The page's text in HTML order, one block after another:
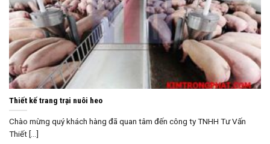
Thiết kế trang trại nuôi heo
Chào mừng quý khách hàng đã quan tâm đến công ty TNHH Tư Vấn
Thiết [...]